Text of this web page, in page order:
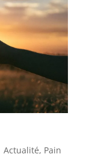
Actualité, Pain